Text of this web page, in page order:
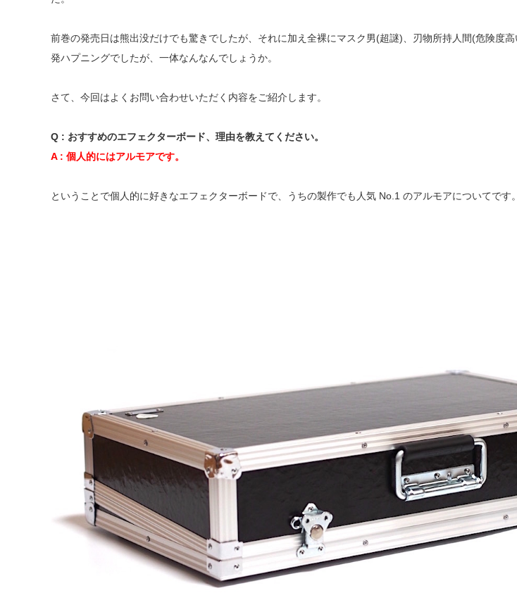
前巻の発売日は熊出没だけでも驚きでしたが、それに加え全裸にマスク男(超謎)、刃物所持人間(危険度
発ハプニングでしたが、一体なんなんでしょうか。
さて、今回はよくお問い合わせいただく内容をご紹介します。
Q : おすすめのエフェクターボード、理由を教えてください。
A : 個人的にはアルモアです。
ということで個人的に好きなエフェクターボードで、うちの製作でも人気 No.1 のアルモアについてです。